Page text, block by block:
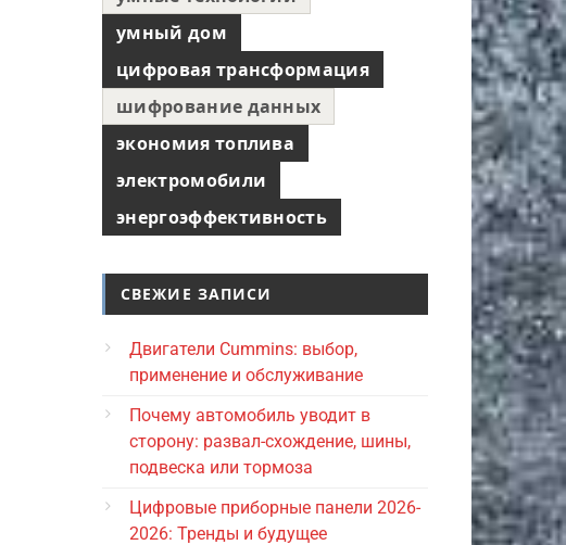
умный дом
цифровая трансформация
шифрование данных
экономия топлива
электромобили
энергоэффективность
СВЕЖИЕ ЗАПИСИ
Двигатели Cummins: выбор,
применение и обслуживание
Почему автомобиль уводит в
сторону: развал-схождение, шины,
подвеска или тормоза
Цифровые приборные панели 2026-
2026: Тренды и будущее